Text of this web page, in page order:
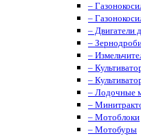
–
–
– Двигатели
–
–
–
–
– Лодочные
–
– Мотоблоки
– Мотобуры